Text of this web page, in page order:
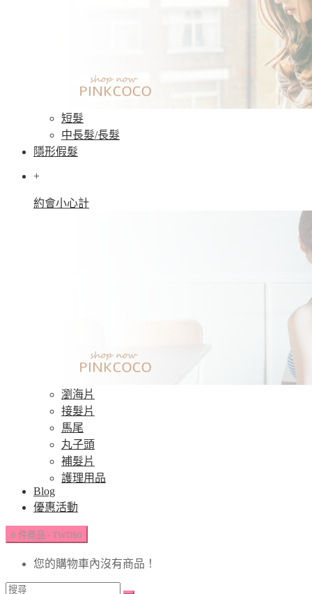
短髮
中長髮/長髮
隱形假髮
+
約會小心計
瀏海片
接髮片
馬尾
丸子頭
補髮片
護理用品
Blog
優惠活動
0 件商品 - TWD$0
您的購物車內沒有商品！